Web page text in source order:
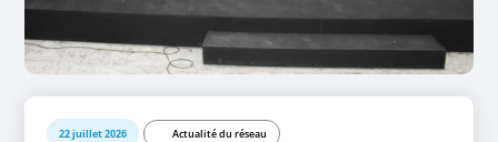
22 juillet 2026 Actualité du réseau